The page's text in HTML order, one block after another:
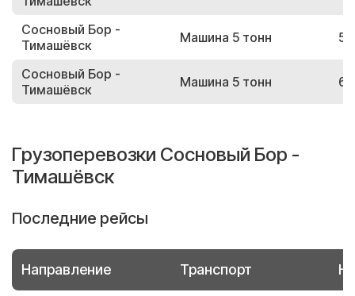
Сосновый Бор -
Тимашёвск
Машина 5 тонн
Сосновый Бор -
Тимашёвск
Машина 5 тонн
Грузоперевозки Сосновый Бор -
Тимашёвск
Последние рейсы
Направление Транспорт